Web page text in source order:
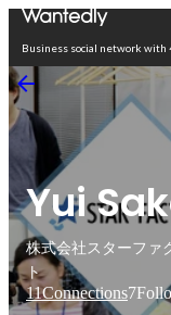
Business social network with
Yui
株式会社スターファ
ト
11Connections7